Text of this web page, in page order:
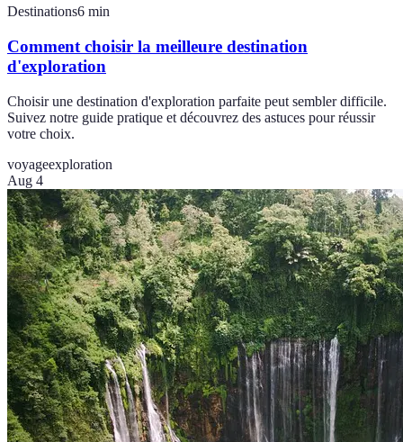
Destinations6 min
Comment choisir la meilleure destination
d'exploration
Choisir une destination d'exploration parfaite peut sembler difficile.
Suivez notre guide pratique et découvrez des astuces pour réussir
votre choix.
voyageexploration
Aug 4